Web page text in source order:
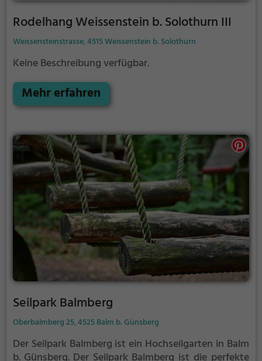
Rodelhang Weissenstein b. Solothurn III
Weissensteinstrasse, 4515 Weissenstein b. Solothurn
Keine Beschreibung verfügbar.
Mehr erfahren
Seilpark Balmberg
Oberbalmberg 25, 4525 Balm b. Günsberg
Der Seilpark Balmberg ist ein Hochseilgarten in Balm
b. Günsberg. Der Seilpark Balmberg ist die perfekte